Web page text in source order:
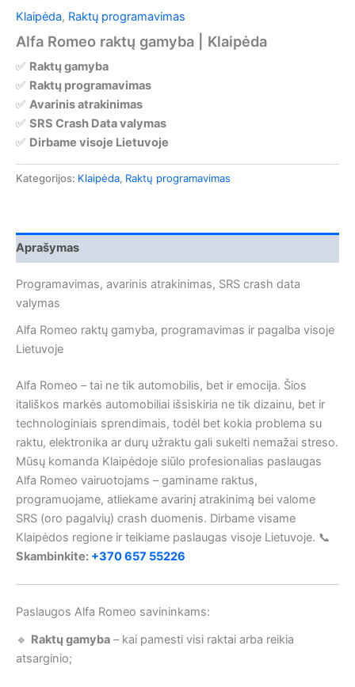
Klaipėda, Raktų programavimas
Alfa Romeo raktų gamyba | Klaipėda
✅ Raktų gamyba
✅ Raktų programavimas
✅ Avarinis atrakinimas
✅ SRS Crash Data valymas
✅ Dirbame visoje Lietuvoje
Kategorijos: Klaipėda, Raktų programavimas
Aprašymas
Programavimas, avarinis atrakinimas, SRS crash data
valymas
Alfa Romeo raktų gamyba, programavimas ir pagalba visoje
Lietuvoje
Alfa Romeo – tai ne tik automobilis, bet ir emocija. Šios
itališkos markės automobiliai išsiskiria ne tik dizainu, bet ir
technologiniais sprendimais, todėl bet kokia problema su
raktu, elektronika ar durų užraktu gali sukelti nemažai streso.
Mūsų komanda Klaipėdoje siūlo profesionalias paslaugas
Alfa Romeo vairuotojams – gaminame raktus,
programuojame, atliekame avarinį atrakinimą bei valome
SRS (oro pagalvių) crash duomenis. Dirbame visame
Klaipėdos regione ir teikiame paslaugas visoje Lietuvoje. 📞
Skambinkite: +370 657 55226
Paslaugos Alfa Romeo savininkams:
🔹 Raktų gamyba – kai pamesti visi raktai arba reikia
atsarginio;